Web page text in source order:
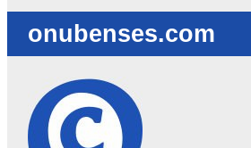
onubenses.com